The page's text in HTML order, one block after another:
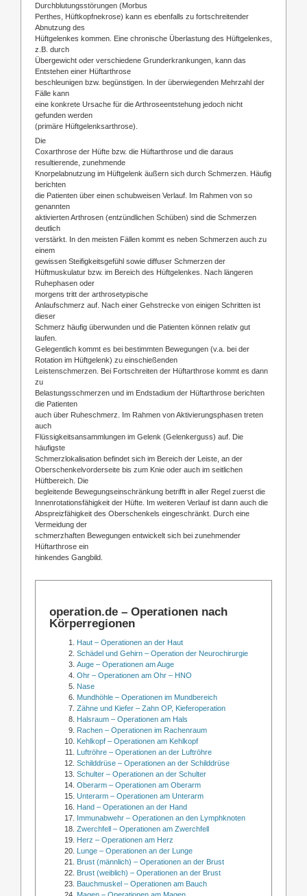
Durchblutungsstörungen (Morbus
Perthes, Hüftkopfnekrose) kann es ebenfalls zu fortschreitender
Abnutzung des
Hüftgelenkes kommen. Eine chronische Überlastung des Hüftgelenkes,
z.B. durch
Übergewicht oder verschiedene Grunderkrankungen, kann das
Entstehen einer Hüftarthrose
beschleunigen bzw. begünstigen. In der überwiegenden Mehrzahl der
Fälle kann
eine konkrete Ursache für die Arthroseentstehung jedoch nicht
gefunden werden
(primäre Hüftgelenksarthrose).
Die
Coxarthrose der Hüfte bzw. die Hüftarthrose und die daraus
resultierende, zunehmende
Knorpelabnutzung im Hüftgelenk äußern sich durch Schmerzen. Häufig
berichten
die Patienten über einen schubweisen Verlauf. Im Rahmen von so
genannten
aktivierten Arthrosen (entzündlichen Schüben) sind die Schmerzen
deutlich
verstärkt. In den meisten Fällen kommt es neben Schmerzen auch zu
einem
gewissen Steifigkeitsgefühl sowie diffuser Schmerzen der
Hüftmuskulatur bzw. im Bereich des Hüftgelenkes. Nach längeren
Ruhephasen oder
morgens tritt der arthrosetypische
Anlaufschmerz auf. Nach einer Gehstrecke von einigen Schritten ist
dieser
Schmerz häufig überwunden und die Patienten können relativ gut
laufen.
Gelegentlich kommt es bei bestimmten Bewegungen (v.a. bei der
Rotation im Hüftgelenk) zu einschießenden
Leistenschmerzen. Bei Fortschreiten der Hüftarthrose kommt es dann
zu
Belastungsschmerzen und im Endstadium der Hüftarthrose berichten
die Patienten
auch über Ruheschmerz. Im Rahmen von Aktivierungsphasen treten
auch
Flüssigkeitsansammlungen im Gelenk (Gelenkerguss) auf. Die
häufigste
Schmerzlokalisation befindet sich im Bereich der Leiste, an der
Oberschenkelvorderseite bis zum Knie oder auch im seitlichen
Hüftbereich. Die
begleitende Bewegungseinschränkung betrifft in aller Regel zuerst die
Innenrotationsfähigkeit der Hüfte. Im weiteren Verlauf ist dann auch die
Abspreizfähigkeit des Oberschenkels eingeschränkt. Durch eine
Vermeidung der
schmerzhaften Bewegungen entwickelt sich bei zunehmender
Hüftarthrose ein
hinkendes Gangbild.
operation.de – Operationen nach
Körperregionen
Haut – Operationen an der Haut
Schädel und Gehirn – Operation der Neurochirurgie
Auge – Operationen am Auge
Ohr – Operationen am Ohr – HNO
Nase
Mundhöhle – Operationen im Mundbereich
Zähne und Kiefer – Zahn OP, Kieferoperation
Halsraum – Operationen am Hals
Rachen – Operationen im Rachenraum
Kehlkopf – Operationen am Kehlkopf
Luftröhre – Operationen an der Luftröhre
Schilddrüse – Operationen an der Schilddrüse
Schulter – Operationen an der Schulter
Oberarm – Operationen am Oberarm
Unterarm – Operationen am Unterarm
Hand – Operationen an der Hand
Immunabwehr – Operationen an den Lymphknoten
Zwerchfell – Operationen am Zwerchfell
Herz – Operationen am Herz
Lunge – Operationen an der Lunge
Brust (männlich) – Operationen an der Brust
Brust (weiblich) – Operationen an der Brust
Bauchmuskel – Operationen am Bauch